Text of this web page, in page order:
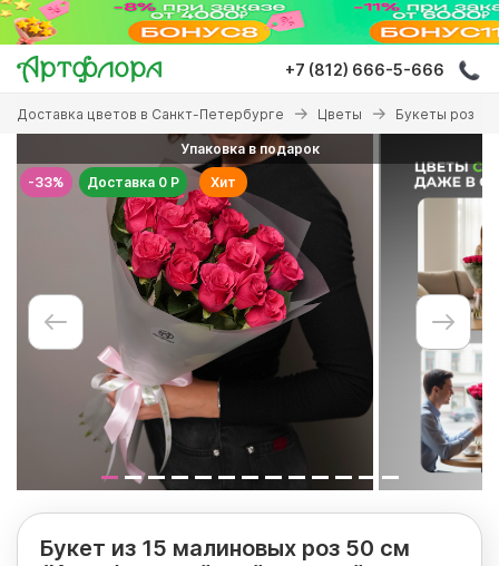
Перейти
основному
содержанию
+7 (812) 666-5-666
Вы
здесь
Доставка цветов в Санкт-Петербурге Цветы Букеты роз
-33%
Упаковка в подарок
Доставка 0 Р
Хит
Букет из 15 малиновых роз 50 см